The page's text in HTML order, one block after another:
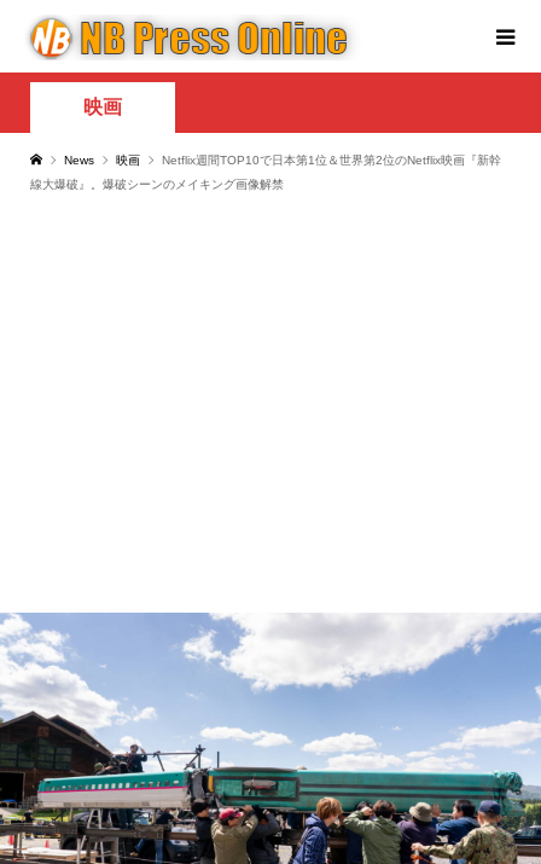
映画
News 映画
Netflix週間TOP10で日本第1位＆世界第2位のNetflix映画『新幹
線大爆破』。爆破シーンのメイキング画像解禁